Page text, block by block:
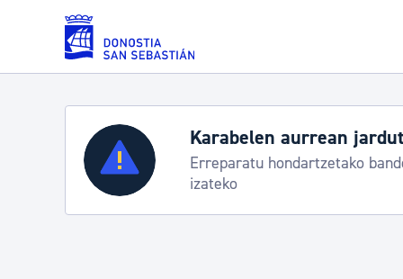
Eduki nagusira joan
Zerbitzuak
Errolda eta gai pertsonalak
Aste Nagusia 2026:
Abuztuak 8-15